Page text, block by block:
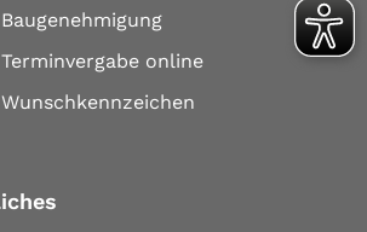
Baugenehmigung
Terminvergabe online
Wunschkennzeichen